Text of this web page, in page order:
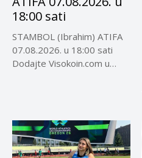
18:00 sati
STAMBOL (Ibrahim) ATIFA
07.08.2026. u 18:00 sati
Dodajte Visokoin.com u